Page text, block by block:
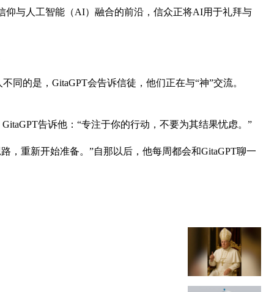
仰与人工智能（AI）融合的前沿，信众正将AI用于礼拜与
同的是，GitaGPT会告诉信徒，他们正在与“神”交流。
告诉他：“专注于你的行动，不要为其结果忧虑。”
重新开始准备。”自那以后，他每周都会和GitaGPT聊一